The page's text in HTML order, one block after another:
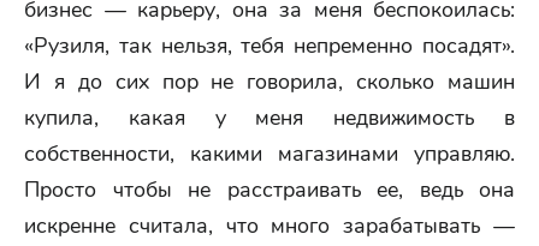
бизнес — карьеру, она за меня беспокоилась:
«Рузиля, так нельзя, тебя непременно посадят».
И я до сих пор не говорила, сколько машин
купила, какая у меня недвижимость в
собственности, какими магазинами управляю.
Просто чтобы не расстраивать ее, ведь она
искренне считала, что много зарабатывать —